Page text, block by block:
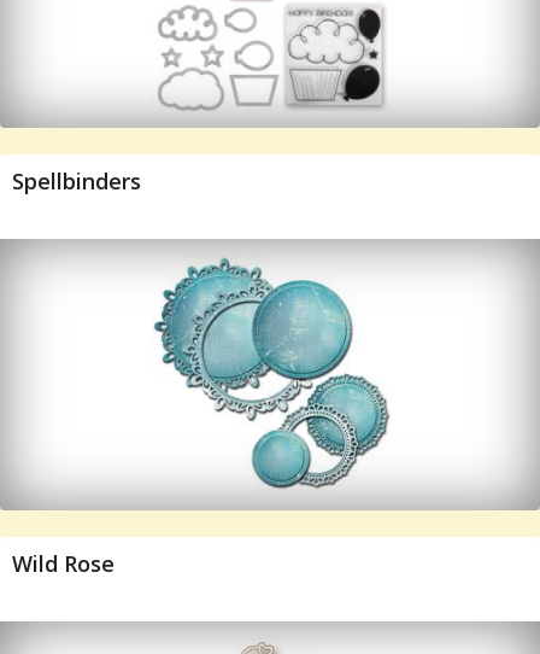
Spellbinders
Wild Rose